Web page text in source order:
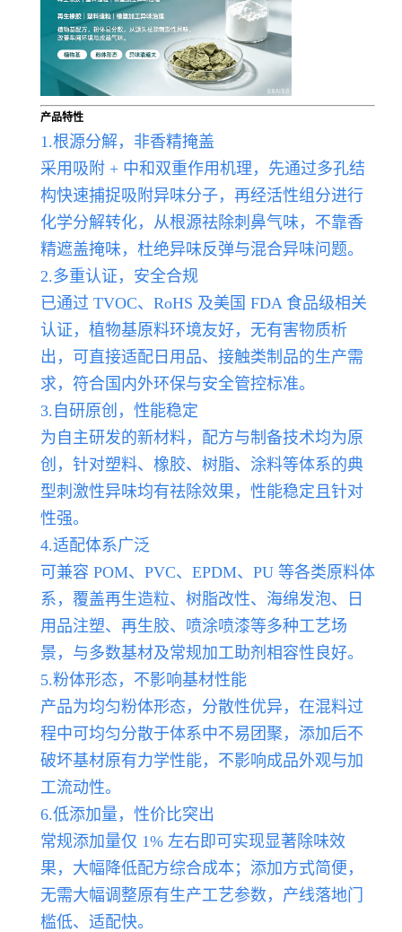
产品特性
1.根源分解，非香精掩盖
采用吸附 + 中和双重作用机理，先通过多孔结
构快速捕捉吸附异味分子，再经活性组分进行
化学分解转化，从根源祛除刺鼻气味，不靠香
精遮盖掩味，杜绝异味反弹与混合异味问题。
2.多重认证，安全合规
已通过 TVOC、RoHS 及美国 FDA 食品级相关
认证，植物基原料环境友好，无有害物质析
出，可直接适配日用品、接触类制品的生产需
求，符合国内外环保与安全管控标准。
3.自研原创，性能稳定
为自主研发的新材料，配方与制备技术均为原
创，针对塑料、橡胶、树脂、涂料等体系的典
型刺激性异味均有祛除效果，性能稳定且针对
性强。
4.适配体系广泛
可兼容 POM、PVC、EPDM、PU 等各类原料体
系，覆盖再生造粒、树脂改性、海绵发泡、日
用品注塑、再生胶、喷涂喷漆等多种工艺场
景，与多数基材及常规加工助剂相容性良好。
5.粉体形态，不影响基材性能
产品为均匀粉体形态，分散性优异，在混料过
程中可均匀分散于体系中不易团聚，添加后不
破坏基材原有力学性能，不影响成品外观与加
工流动性。
6.低添加量，性价比突出
常规添加量仅 1% 左右即可实现显著除味效
果，大幅降低配方综合成本；添加方式简便，
无需大幅调整原有生产工艺参数，产线落地门
槛低、适配快。